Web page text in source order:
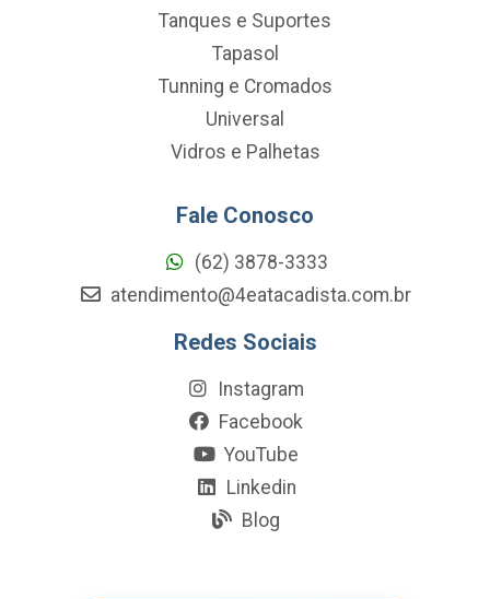
Tanques e Suportes
Tapasol
Tunning e Cromados
Universal
Vidros e Palhetas
Fale Conosco
(62) 3878-3333
atendimento@4eatacadista.com.br
Redes Sociais
Instagram
Facebook
YouTube
Linkedin
Blog